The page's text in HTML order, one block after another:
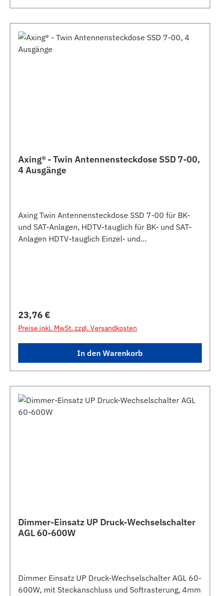
Axing® - Twin Antennensteckdose SSD 7-00,
4 Ausgänge
Axing Twin Antennensteckdose SSD 7-00 für BK-
und SAT-Anlagen, HDTV-tauglich für BK- und SAT-
Anlagen HDTV-tauglich Einzel- und
Regulärer Preis:
23,76 €
Preise inkl. MwSt. zzgl. Versandkosten
In den Warenkorb
Dimmer-Einsatz UP Druck-Wechselschalter
AGL 60-600W
Dimmer Einsatz UP Druck-Wechselschalter AGL 60-
600W, mit Steckanschluss und Softrasterung, 4mm